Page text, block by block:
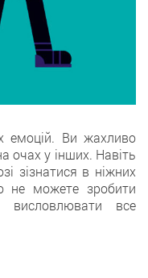
емоцій. Ви жахливо
очах у інших. Навіть
зізнатися в ніжних
не можете зробити
висловлювати все